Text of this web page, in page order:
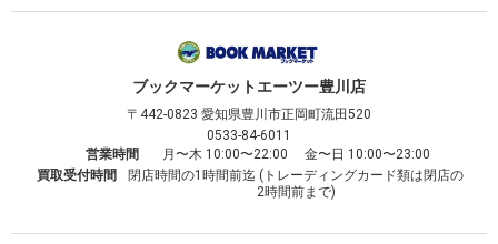
ブックマーケットエーツー豊川店
〒442-0823 愛知県豊川市正岡町流田520
0533-84-6011
営業時間
月〜木 10:00〜22:00 金〜日 10:00〜23:00
買取受付時間
閉店時間の1時間前迄 (トレーディングカード類は閉店の
2時間前まで)